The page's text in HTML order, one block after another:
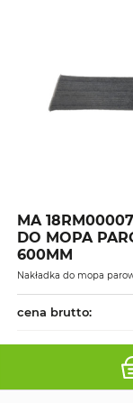
MA
DO MOPA
600MM
Nakładka do mopa
cena brutto: